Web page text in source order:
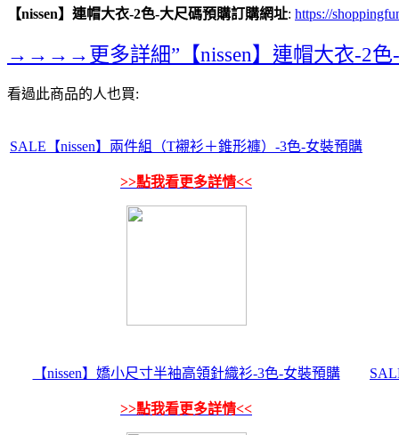
【nissen】連帽大衣-2色-大尺碼預購訂購網址: https://
→→→→更多詳細”【nissen】連帽大衣-2
看過此商品的人也買:
SALE【nissen】兩件組（T襯衫＋錐形褲）-3色-女裝預購
>>點我看更多詳情<<
【nissen】嬌小尺寸半袖高領針織衫-3色-女裝預購
>>點我看更多詳情<<